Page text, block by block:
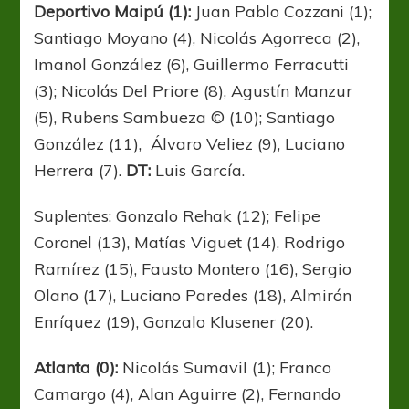
Deportivo Maipú (1): Juan Pablo Cozzani (1);
Santiago Moyano (4), Nicolás Agorreca (2),
Imanol González (6), Guillermo Ferracutti
(3); Nicolás Del Priore (8), Agustín Manzur
(5), Rubens Sambueza © (10); Santiago
González (11), Álvaro Veliez (9), Luciano
Herrera (7). DT: Luis García.
Suplentes: Gonzalo Rehak (12); Felipe
Coronel (13), Matías Viguet (14), Rodrigo
Ramírez (15), Fausto Montero (16), Sergio
Olano (17), Luciano Paredes (18), Almirón
Enríquez (19), Gonzalo Klusener (20).
Atlanta (0): Nicolás Sumavil (1); Franco
Camargo (4), Alan Aguirre (2), Fernando